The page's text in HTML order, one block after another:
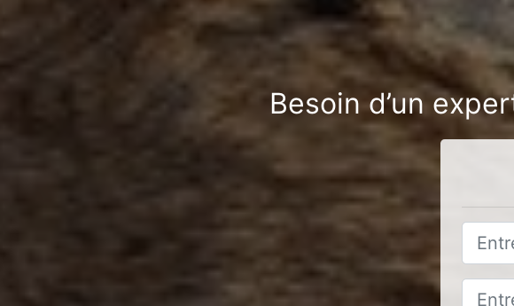
Besoin d’un